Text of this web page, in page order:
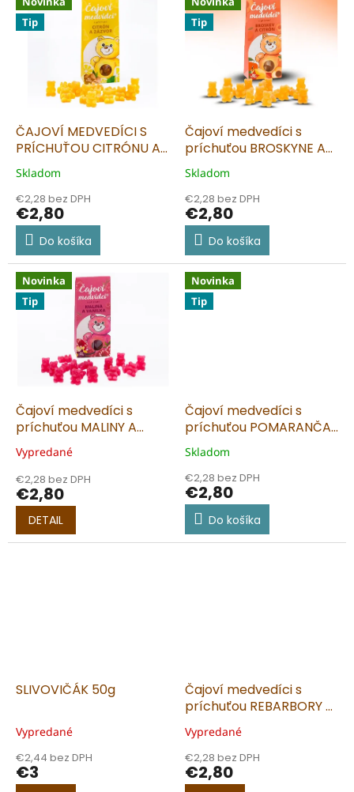
o
p
d
o
Tip
ČAJOVÍ MEDVEDÍCI S
PRÍCHUŤOU CITRÓNU A
ZÁZVORU 50 g
Skladom
€2,28 bez DPH
€2,80
Do košíka
Tip
Čajoví medvedíci s
príchuťou BROSKYNE A
CITRÓNU 50g
Skladom
€2,28 bez DPH
€2,80
Do košíka
Novinka
Tip
Čajoví medvedíci s
príchuťou MALINY A
VANILKY 50g
Vypredané
€2,28 bez DPH
€2,80
DETAIL
Novinka
Tip
Čajoví medvedíci s
príchuťou POMARANČA
A ŠKORICE 50g
Skladom
€2,28 bez DPH
€2,80
Do košíka
SLIVOVIČÁK 50g
Vypredané
€2,44 bez DPH
€3
Čajoví medvedíci s
príchuťou REBARBORY A
ČIERNEJ BAZY 50g
Vypredané
€2,28 bez DPH
€2,80